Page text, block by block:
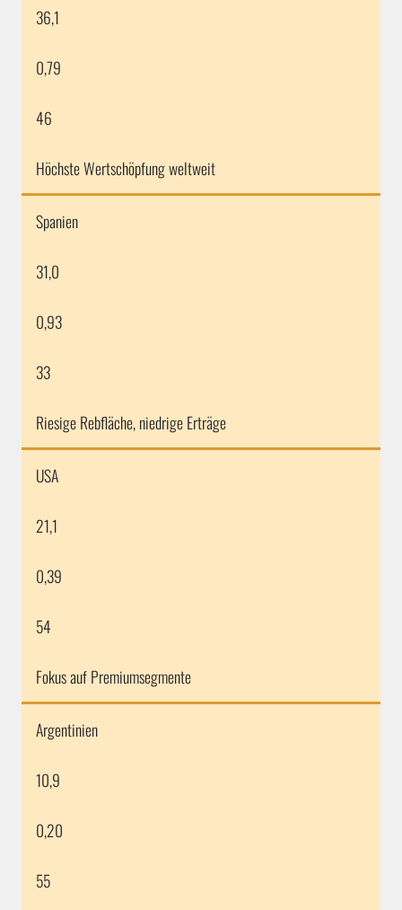
36,1
0,79
46
Höchste Wertschöpfung weltweit
Spanien
31,0
0,93
33
Riesige Rebfläche, niedrige Erträge
USA
21,1
0,39
54
Fokus auf Premiumsegmente
Argentinien
10,9
0,20
55